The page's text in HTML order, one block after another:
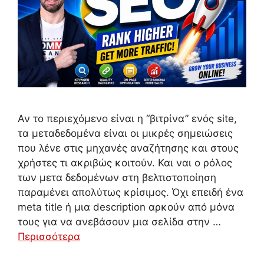
Αν το περιεχόμενο είναι η “βιτρίνα” ενός site,
τα μεταδεδομένα είναι οι μικρές σημειώσεις
που λένε στις μηχανές αναζήτησης και στους
χρήστες τι ακριβώς κοιτούν. Και ναι ο ρόλος
των μετα δεδομένων στη βελτιστοποίηση
παραμένει απολύτως κρίσιμος. Όχι επειδή ένα
meta title ή μια description αρκούν από μόνα
τους για να ανεβάσουν μια σελίδα στην …
Περισσότερα